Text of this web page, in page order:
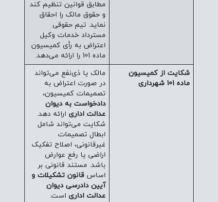
مطابق قوانین تنظیم کند
و حقوق مالک را احقاق
نماید. تیم حقوقی
مسترداد خدمات وکیل
اعتراض به رأی کمیسیون
ماده 101 را ارائه می‌دهد.
شکایت از کمیسیون
ماده 101 شهرداری
مالک یا ذی‌نفع می‌تواند
در صورت اعتراض به
تصمیمات کمیسیون،
دادخواست به دیوان
عدالت اداری ارائه دهد.
شکایت می‌تواند شامل
ابطال تصمیمات
غیرقانونی، اصلاح تفکیک
اراضی یا رفع عوارض
باشد. مستند قانونی بر
اساسقانون تشکیلات و
آیین دادرسی دیوان
عدالت اداری است.